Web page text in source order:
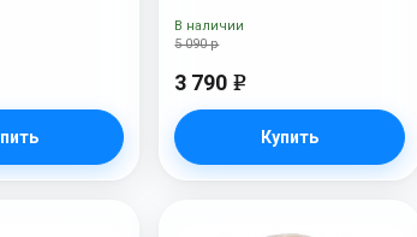
5 090 р
3 790 e
Купить
В наличии